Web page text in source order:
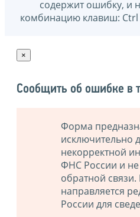
содержит ошибку, и
комбинацию клавиш:
×
Сообщить об ошибке в
Форма
исключительно
некорректной
ФНС России и
обратной
направляется
России для